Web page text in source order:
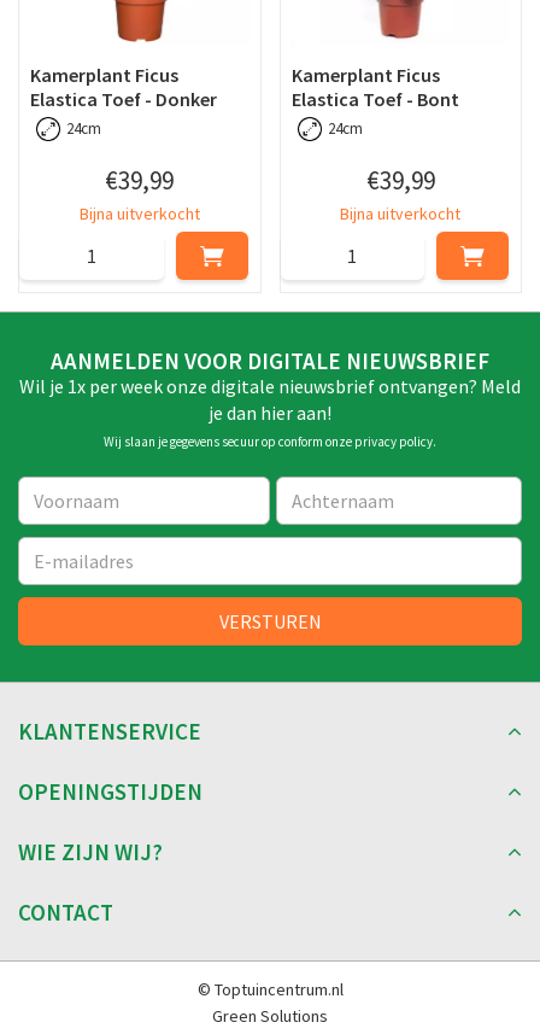
Kamerplant Ficus
Elastica Toef - Donker
24cm
€39,99
Bijna uitverkocht
Kamerplant Ficus
Elastica Toef - Bont
24cm
€39,99
Bijna uitverkocht
AANMELDEN VOOR DIGITALE NIEUWSBRIEF
Wil je 1x per week onze digitale nieuwsbrief ontvangen? Meld
je dan hier aan!
Wij slaan je gegevens secuur op conform onze privacy policy.
KLANTENSERVICE
OPENINGSTIJDEN
WIE ZIJN WIJ?
CONTACT
© Toptuincentrum.nl
Green Solutions